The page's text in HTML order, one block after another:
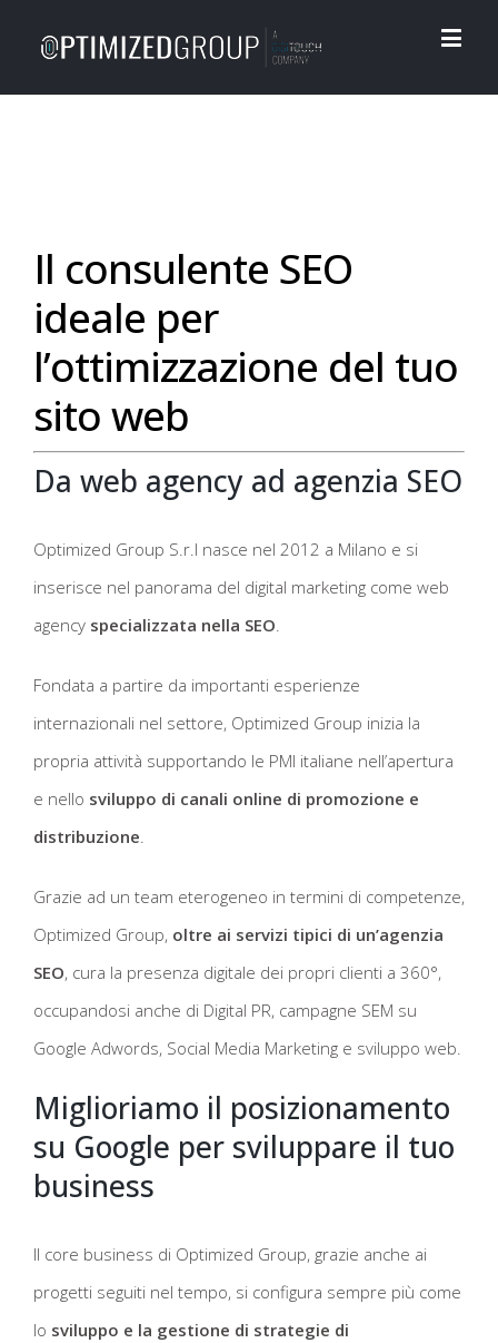
Il consulente SEO
ideale per
l’ottimizzazione del tuo
sito web
Da web agency ad agenzia SEO
Optimized Group S.r.l nasce nel 2012 a Milano e si
inserisce nel panorama del digital marketing come web
agency specializzata nella SEO
Fondata a partire da importanti esperienze
internazionali nel settore, Optimized Group inizia la
propria attività supportando le PMI italiane nell’apertura
e nello sviluppo di canali online di promozione e
distribuzione
Grazie ad un team eterogeneo in termini di competenze,
Optimized Group, oltre ai servizi tipici di un’agenzia
SEO, cura la presenza digitale dei propri clienti a 360°,
occupandosi anche di Digital PR, campagne SEM su
Google Adwords, Social Media Marketing e sviluppo web.
Miglioriamo il posizionamento
su Google per sviluppare il tuo
business
Il core business di Optimized Group, grazie anche ai
progetti seguiti nel tempo, si configura sempre più come
lo sviluppo e la gestione di strategie di